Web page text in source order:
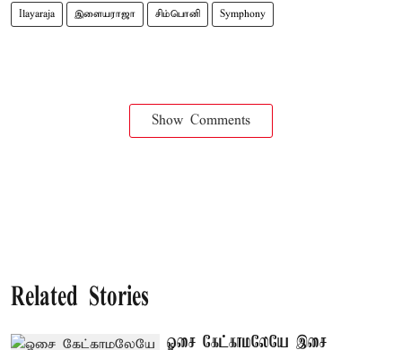
Ilayaraja இளையராஜா சிம்பொனி Symphony
Show Comments
Related Stories
ஓசை கேட்காமலேயே இசை